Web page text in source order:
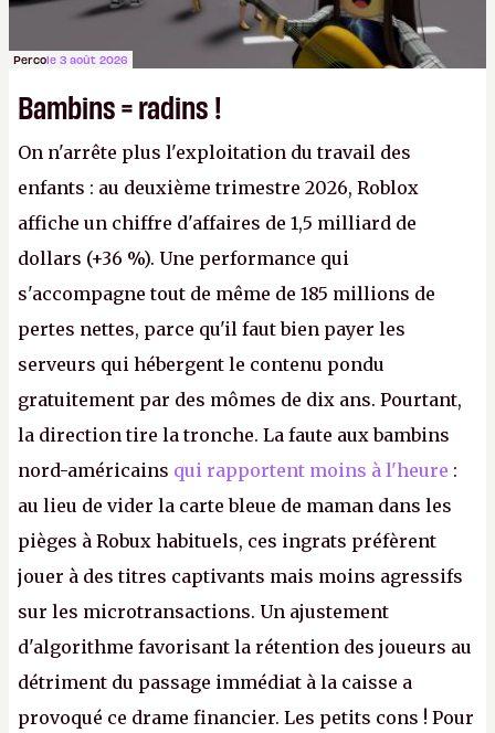
Percole 3 août 2026
Bambins = radins !
On n'arrête plus l'exploitation du travail des
enfants : au deuxième trimestre 2026, Roblox
affiche un chiffre d'affaires de 1,5 milliard de
dollars (+36 %). Une performance qui
s'accompagne tout de même de 185 millions de
pertes nettes, parce qu'il faut bien payer les
serveurs qui hébergent le contenu pondu
gratuitement par des mômes de dix ans. Pourtant,
la direction tire la tronche. La faute aux bambins
nord-américains qui rapportent moins à l'heure :
au lieu de vider la carte bleue de maman dans les
pièges à Robux habituels, ces ingrats préfèrent
jouer à des titres captivants mais moins agressifs
sur les microtransactions. Un ajustement
d'algorithme favorisant la rétention des joueurs au
détriment du passage immédiat à la caisse a
provoqué ce drame financier. Les petits cons ! Pour